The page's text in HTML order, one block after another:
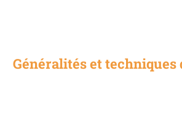
Généralités et techniques